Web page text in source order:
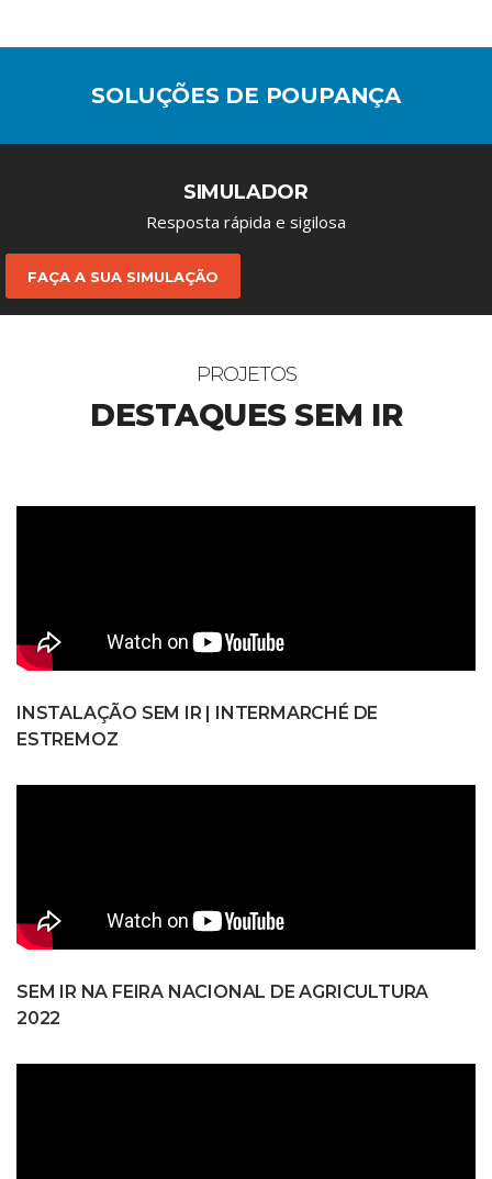
SOLUÇÕES DE POUPANÇA
SIMULADOR
Resposta rápida e sigilosa
FAÇA A SUA SIMULAÇÃO
PROJETOS
DESTAQUES SEM IR
INSTALAÇÃO SEM IR | INTERMARCHÉ DE
ESTREMOZ
SEM IR NA FEIRA NACIONAL DE AGRICULTURA
2022